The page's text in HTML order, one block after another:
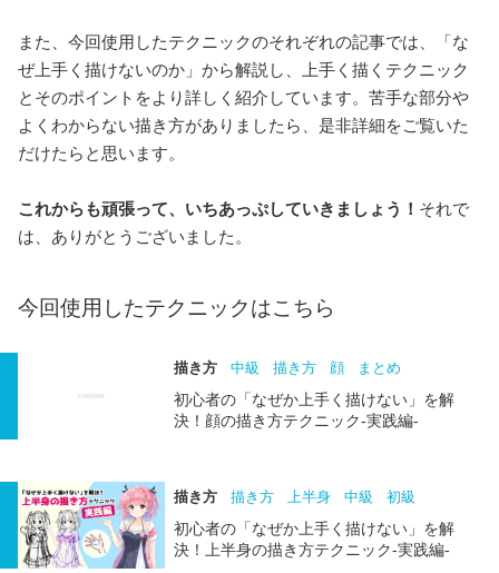
また、今回使用したテクニックのそれぞれの記事では、「な
ぜ上手く描けないのか」から解説し、上手く描くテクニック
とそのポイントをより詳しく紹介しています。苦手な部分や
よくわからない描き方がありましたら、是非詳細をご覧いた
だけたらと思います。
これからも頑張って、いちあっぷしていきましょう！ それで
は、ありがとうございました。
今回使用したテクニックはこちら
描き方 中級 描き方 顔 まとめ
初心者の「なぜか上手く描けない」を解
決！顔の描き方テクニック-実践編-
描き方 描き方 上半身 中級 初級
初心者の「なぜか上手く描けない」を解
決！上半身の描き方テクニック-実践編-